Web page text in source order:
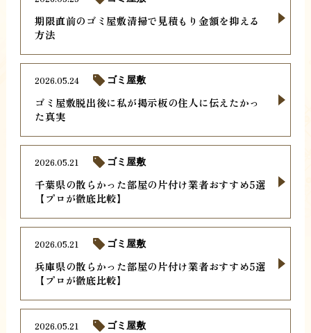
期限直前のゴミ屋敷清掃で見積もり金額を抑える
方法
ゴミ屋敷脱出後に私が掲示板の住人に伝えたかっ
た真実
2026.05.24 ゴミ屋敷
千葉県の散らかった部屋の片付け業者おすすめ5選
【プロが徹底比較】
2026.05.21 ゴミ屋敷
兵庫県の散らかった部屋の片付け業者おすすめ5選
【プロが徹底比較】
2026.05.21 ゴミ屋敷
2026.05.21 ゴミ屋敷